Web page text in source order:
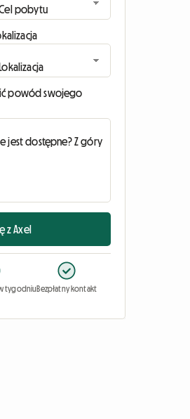
powód swojego
z Axel
tygodniuBezpłatny kontakt